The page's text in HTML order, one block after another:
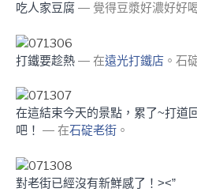
吃人家豆腐 — 覺得豆漿好濃好好
打鐵要趁熱 — 在遠光打鐵店 。石
在這結束今天的景點，累了~打道
吧！ — 在石碇老街 。
對老街已經沒有新鮮感了！><”